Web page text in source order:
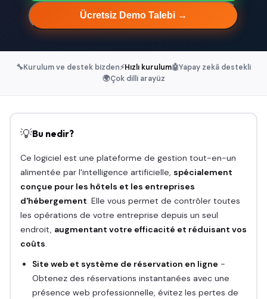
Ücretsiz Demo Talebi →
🔧Kurulum ve destek bizden⚡Hızlı kurulum🤖Yapay zekâ destekli
🌍Çok dilli arayüz
💡Bu nedir?
Ce logiciel est une plateforme de gestion tout-en-un
alimentée par l'intelligence artificielle, spécialement
conçue pour les hôtels et les entreprises
d'hébergement . Elle vous permet de contrôler toutes
les opérations de votre entreprise depuis un seul
endroit, augmentant votre efficacité et réduisant vos
coûts
Site web et système de réservation en ligne -
Obtenez des réservations instantanées avec une
présence web professionnelle, évitez les pertes de